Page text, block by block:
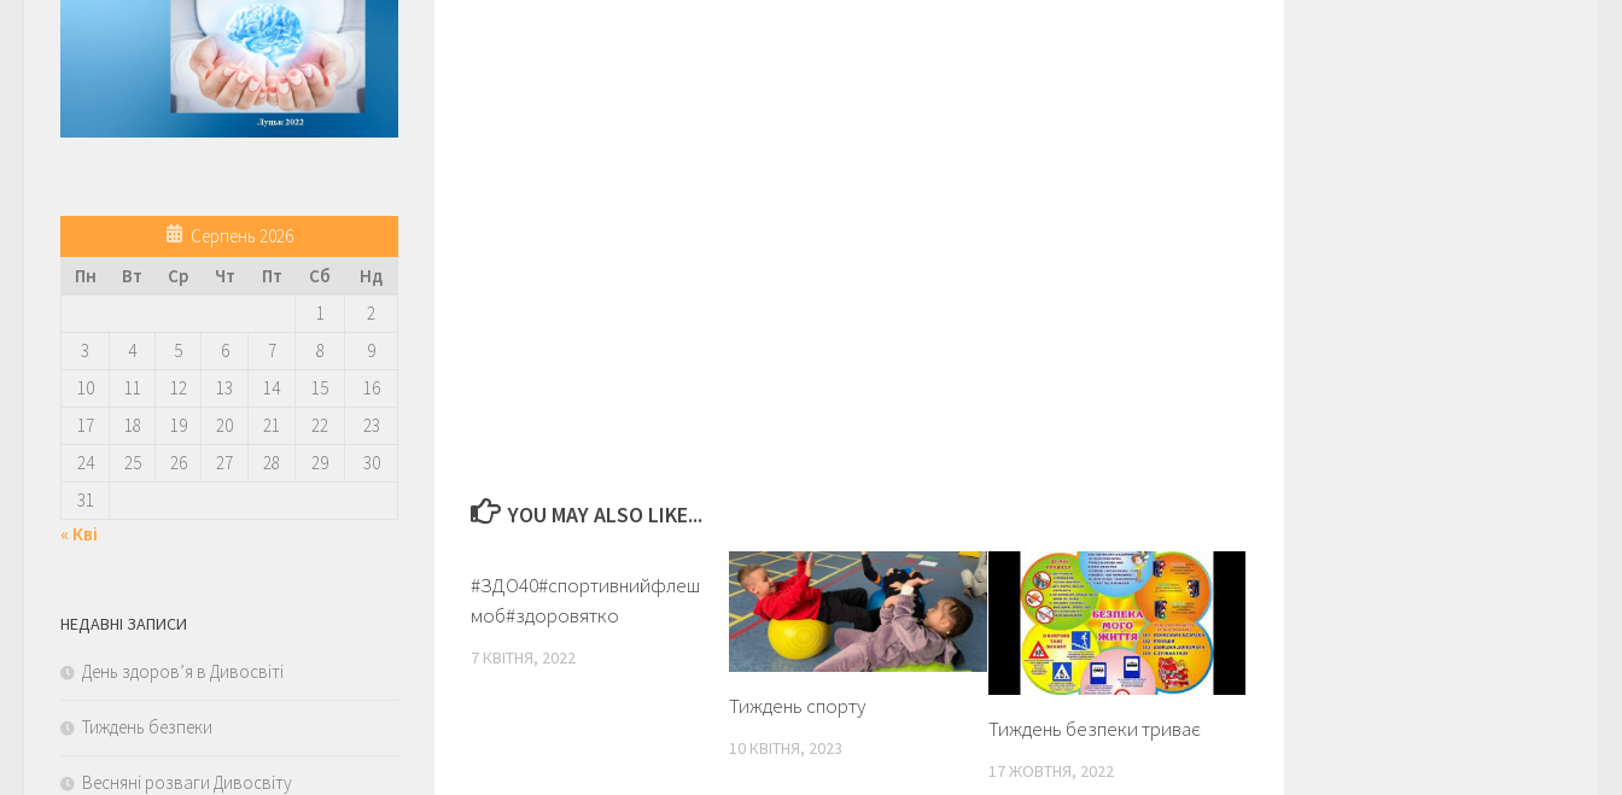
YOU MAY ALSO LIKE...
#ЗДО40#спортивнийфлеш
моб#здоровятко
7 КВІТНЯ, 2022
Тиждень спорту
10 КВІТНЯ, 2023
Тиждень безпеки триває
17 ЖОВТНЯ, 2022
Серпень 2026
Пн
Вт Ср Чт Пт Сб
Нд
1
2
3
4 5 6 7 8
9
10
11 12 13 14 15
16
17
18 19 20 21 22
23
24
25 26 27 28 29
30
31
« Кві
НЕДАВНІ ЗАПИСИ
День здоров’я в Дивосвіті
Тиждень безпеки
Весняні розваги Дивосвіту